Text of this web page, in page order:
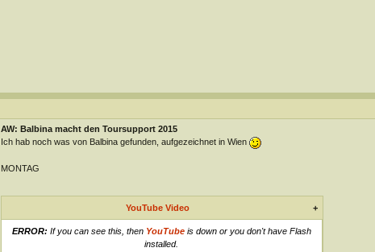
AW: Balbina macht den Toursupport 2015
Ich hab noch was von Balbina gefunden, aufgezeichnet in Wien
MONTAG
+
YouTube Video
ERROR: If you can see this, then YouTubeis down or you don't have Flash
installed.